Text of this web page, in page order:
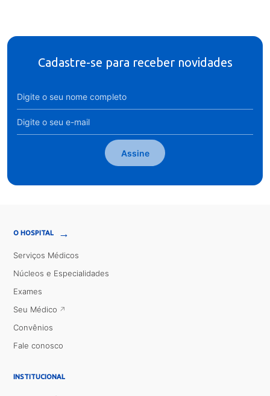
Cadastre-se para receber novidades
Assine
O HOSPITAL →
Serviços Médicos
Núcleos e Especialidades
Exames
Seu Médico
Convênios
Fale conosco
INSTITUCIONAL